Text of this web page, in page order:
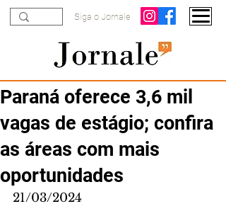
Siga o Jornale
Paraná oferece 3,6 mil
vagas de estágio; confira
as áreas com mais
oportunidades
21/03/2024